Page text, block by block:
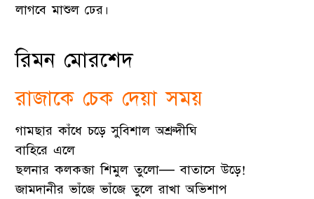
লাগবে মাশুল ঢের।
রিমন মোরশেদ
রাজাকে চেক দেয়া সময়
গামছার কাঁধে চড়ে সুবিশাল অশ্রুদীঘি
বাহিরে এলে
ছলনার কলকব্জা শিমুল তুলো— বাতাসে উড়ে!
জামদানীর ভাঁজে ভাঁজে তুলে রাখা অভিশাপ